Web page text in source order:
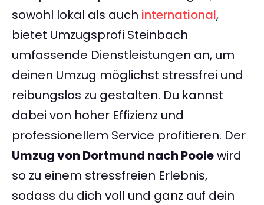
sowohl lokal als auch international,
bietet Umzugsprofi Steinbach
umfassende Dienstleistungen an, um
deinen Umzug möglichst stressfrei und
reibungslos zu gestalten. Du kannst
dabei von hoher Effizienz und
professionellem Service profitieren. Der
Umzug von Dortmund nach Poolewird
so zu einem stressfreien Erlebnis,
sodass du dich voll und ganz auf dein